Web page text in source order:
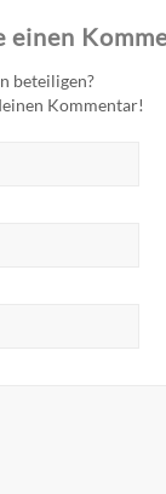
einen
beteiligen?
Kommentar!